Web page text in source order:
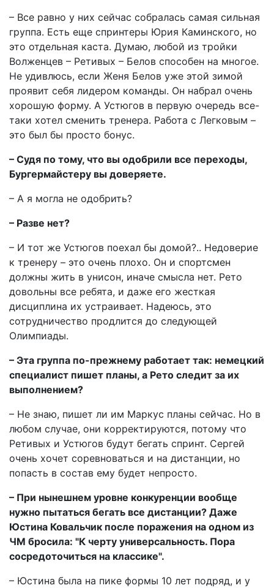
– Все равно у них сейчас собралась самая сильная
группа. Есть еще спринтеры Юрия Каминского, но
это отдельная каста. Думаю, любой из тройки
Волженцев – Ретивых – Белов способен на многое.
Не удивлюсь, если Женя Белов уже этой зимой
проявит себя лидером команды. Он набрал очень
хорошую форму. А Устюгов в первую очередь все-
таки хотел сменить тренера. Работа с Легковым –
это был бы просто бонус.
– Судя по тому, что вы одобрили все переходы,
Бургермайстеру вы доверяете.
– А я могла не одобрить?
– Разве нет?
– И тот же Устюгов поехал бы домой?.. Недоверие
к тренеру – это очень плохо. Он и спортсмен
должны жить в унисон, иначе смысла нет. Рето
довольны все ребята, и даже его жесткая
дисциплина их устраивает. Надеюсь, это
сотрудничество продлится до следующей
Олимпиады.
– Эта группа по-прежнему работает так: немецкий
специалист пишет планы, а Рето следит за их
выполнением?
– Не знаю, пишет ли им Маркус планы сейчас. Но в
любом случае, они корректируются, потому что
Ретивых и Устюгов будут бегать спринт. Сергей
очень хочет соревноваться и на дистанции, но
попасть в состав ему будет непросто.
– При нынешнем уровне конкуренции вообще
нужно пытаться бегать все дистанции? Даже
Юстина Ковальчик после поражения на одном из
ЧМ бросила: "К черту универсальность. Пора
сосредоточиться на классике".
– Юстина была на пике формы 10 лет подряд, и у